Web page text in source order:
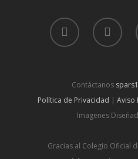
Contáctanos
Política de Privacidad | Aviso
Imagenes
Gracias al Colegio Oficial